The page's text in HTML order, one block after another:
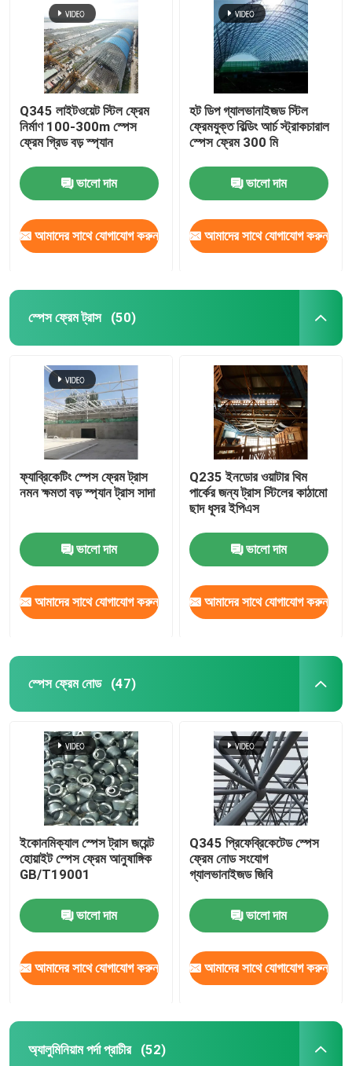
Q345 লাইটওয়েট স্টিল ফ্রেম
নির্মাণ 100-300m স্পেস
ফ্রেম গ্রিড বড় স্প্যান
ভালো দাম
আমাদের সাথে যোগাযোগ করুন
হট ডিপ গ্যালভানাইজড স্টিল
ফ্রেমযুক্ত বিল্ডিং আর্চ স্ট্রাকচারাল
স্পেস ফ্রেম 300 মি
ভালো দাম
আমাদের সাথে যোগাযোগ করুন
স্পেস ফ্রেম ট্রাস (50)
ফ্যাব্রিকেটিং স্পেস ফ্রেম ট্রাস
নমন ক্ষমতা বড় স্প্যান ট্রাস সাদা
ভালো দাম
আমাদের সাথে যোগাযোগ করুন
Q235 ইনডোর ওয়াটার থিম
পার্কের জন্য ট্রাস স্টিলের কাঠামো
ছাদ ধূসর ইপিএস
ভালো দাম
আমাদের সাথে যোগাযোগ করুন
স্পেস ফ্রেম নোড (47)
ইকোনমিক্যাল স্পেস ট্রাস জয়েন্ট
হোয়াইট স্পেস ফ্রেম আনুষাঙ্গিক
GB/T19001
ভালো দাম
আমাদের সাথে যোগাযোগ করুন
Q345 প্রিফেব্রিকেটেড স্পেস
ফ্রেম নোড সংযোগ
গ্যালভানাইজড জিবি
ভালো দাম
আমাদের সাথে যোগাযোগ করুন
অ্যালুমিনিয়াম পর্দা প্রাচীর (52)